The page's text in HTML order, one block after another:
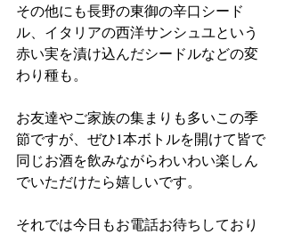
その他にも長野の東御の辛口シード
ル、イタリアの西洋サンシュユという
赤い実を漬け込んだシードルなどの変
わり種も。
お友達やご家族の集まりも多いこの季
節ですが、ぜひ1本ボトルを開けて皆で
同じお酒を飲みながらわいわい楽しん
でいただけたら嬉しいです。
それでは今日もお電話お待ちしており